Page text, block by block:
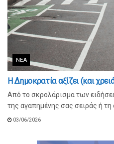
ΝΈΑ
Η Δημοκρατία αξίζει (και
Από το σκρολάρισμα των
της αγαπημένης σας σειράς ή
03/06/2026